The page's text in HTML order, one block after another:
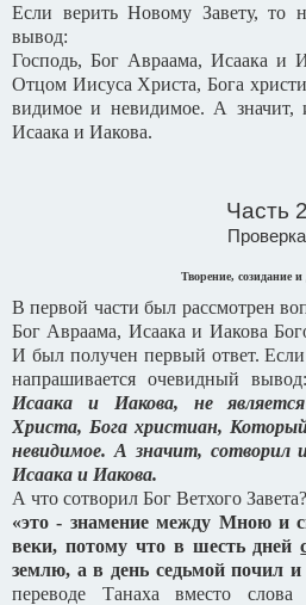
Если верить Новому Завету, то
вывод:
Господь, Бог Авраама, Исаака и
Отцом Иисуса Христа, Бога
видимое и невидимое. А значит,
Исаака и Иакова.
Часть 2
Проверка
Творение, созидание и
В первой части был рассмотрен
Бог Авраама, Исаака и Иакова
И был получен первый ответ.
напрашивается очевидный
Исаака и Иакова, не
Христа, Бога христиан,
невидимое. А значит, сотворил
Исаака и Иакова.
А что сотворил Бог Ветхого
«это - знамение между Мною и
веки, потому что в шесть дней
землю, а в день седьмой почил и
переводе Танаха вместо слова